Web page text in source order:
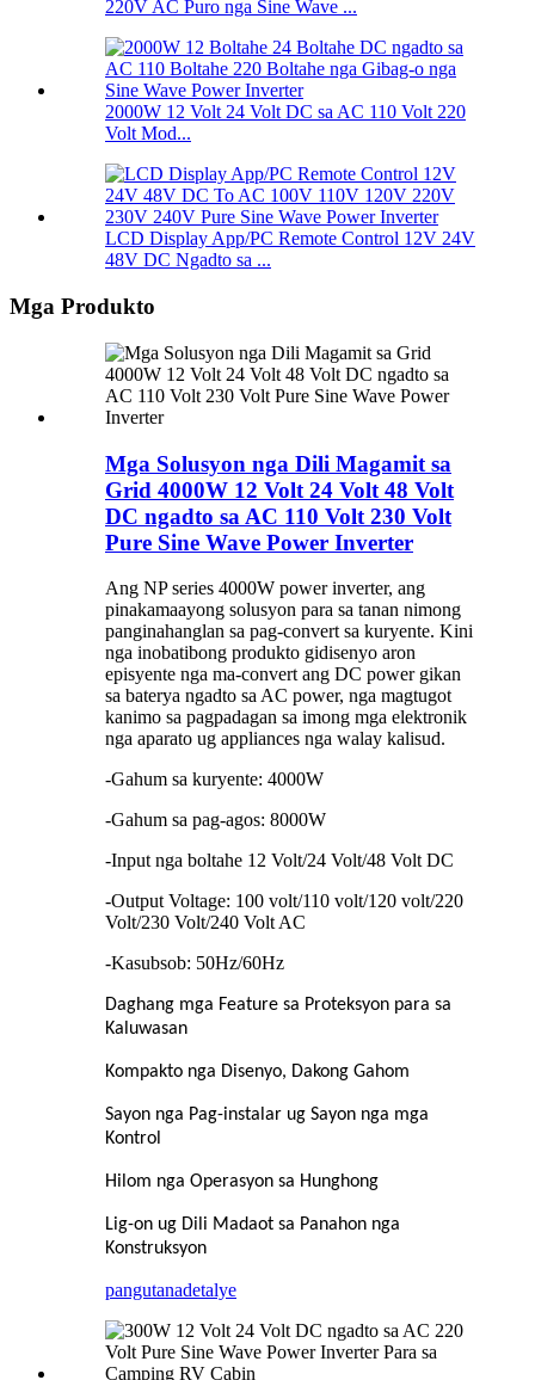
220V AC Puro nga Sine Wave ...
2000W 12 Volt 24 Volt DC sa AC 110 Volt 220
Volt Mod...
LCD Display App/PC Remote Control 12V 24V
48V DC Ngadto sa ...
Mga Produkto
Mga Solusyon nga Dili Magamit sa
Grid 4000W 12 Volt 24 Volt 48 Volt
DC ngadto sa AC 110 Volt 230 Volt
Pure Sine Wave Power Inverter
Ang NP series 4000W power inverter, ang
pinakamaayong solusyon para sa tanan nimong
panginahanglan sa pag-convert sa kuryente. Kini
nga inobatibong produkto gidisenyo aron
episyente nga ma-convert ang DC power gikan
sa baterya ngadto sa AC power, nga magtugot
kanimo sa pagpadagan sa imong mga elektronik
nga aparato ug appliances nga walay kalisud.
-Gahum sa kuryente: 4000W
-Gahum sa pag-agos: 8000W
-Input nga boltahe 12 Volt/24 Volt/48 Volt DC
-Output Voltage: 100 volt/110 volt/120 volt/220
Volt/230 Volt/240 Volt AC
-Kasubsob: 50Hz/60Hz
Daghang mga Feature sa Proteksyon para sa
Kaluwasan
Kompakto nga Disenyo, Dakong Gahom
Sayon nga Pag-instalar ug Sayon nga mga
Kontrol
Hilom nga Operasyon sa Hunghong
Lig-on ug Dili Madaot sa Panahon nga
Konstruksyon
pangutanadetalye